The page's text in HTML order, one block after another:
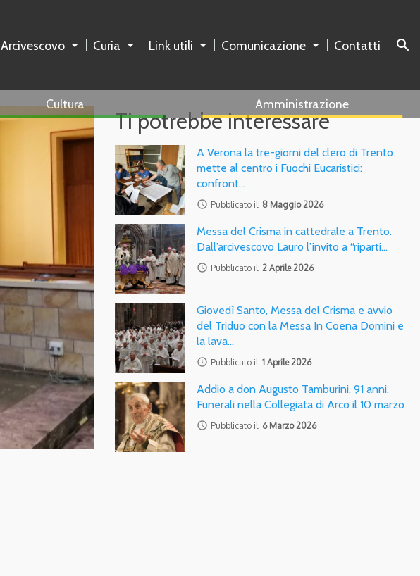
Arcivescovo Curia Link utili Comunicazione Contatti search
Cultura Amministrazione
Ti potrebbe interessare
A Verona la tre-giorni del clero di Trento
mette al centro i Fuochi Eucaristici:
confront…
access_time Pubblicato il: 8 Maggio 2026
Messa del Crisma in cattedrale a Trento.
Dall’arcivescovo Lauro l’invito a “riparti…
access_time Pubblicato il: 2 Aprile 2026
Giovedì Santo, Messa del Crisma e avvio
del Triduo con la Messa In Coena Domini e
la lava…
access_time Pubblicato il:1 Aprile 2026
Addio a don Augusto Tamburini, 91 anni.
Funerali nella Collegiata di Arco il 10 marzo
access_time Pubblicato il: 6 Marzo 2026